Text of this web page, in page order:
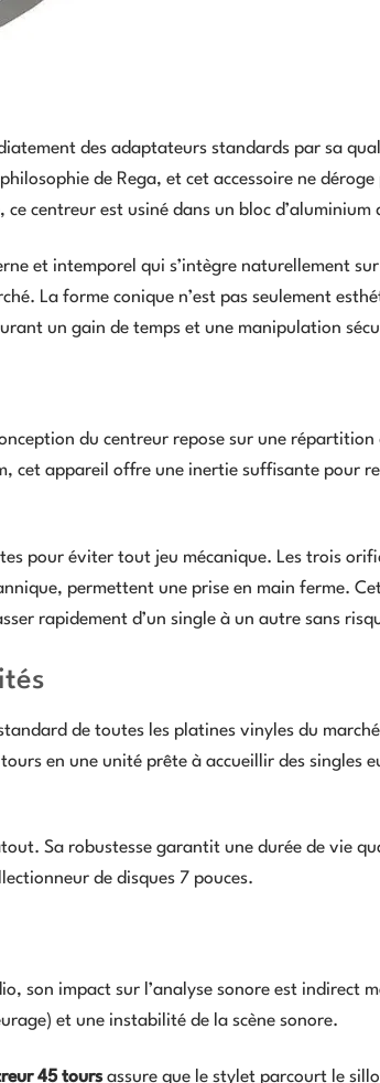
des adaptateurs standards par sa
de Rega, et cet accessoire ne
centreur est usiné dans un bloc d’aluminium
et intemporel qui s’intègre naturellement
La forme conique n’est pas seulement
un gain de temps et une manipulation
du centreur repose sur une
cet appareil offre une inertie suffisante pour
pour éviter tout jeu mécanique. Les trois
permettent une prise en main ferme.
rapidement d’un single à un autre sans
de toutes les platines vinyles du
en une unité prête à accueillir des singles
Sa robustesse garantit une durée de vie
de disques 7 pouces.
son impact sur l’analyse sonore est indirect
et une instabilité de la scène sonore.
45 toursassure que le stylet parcourt le